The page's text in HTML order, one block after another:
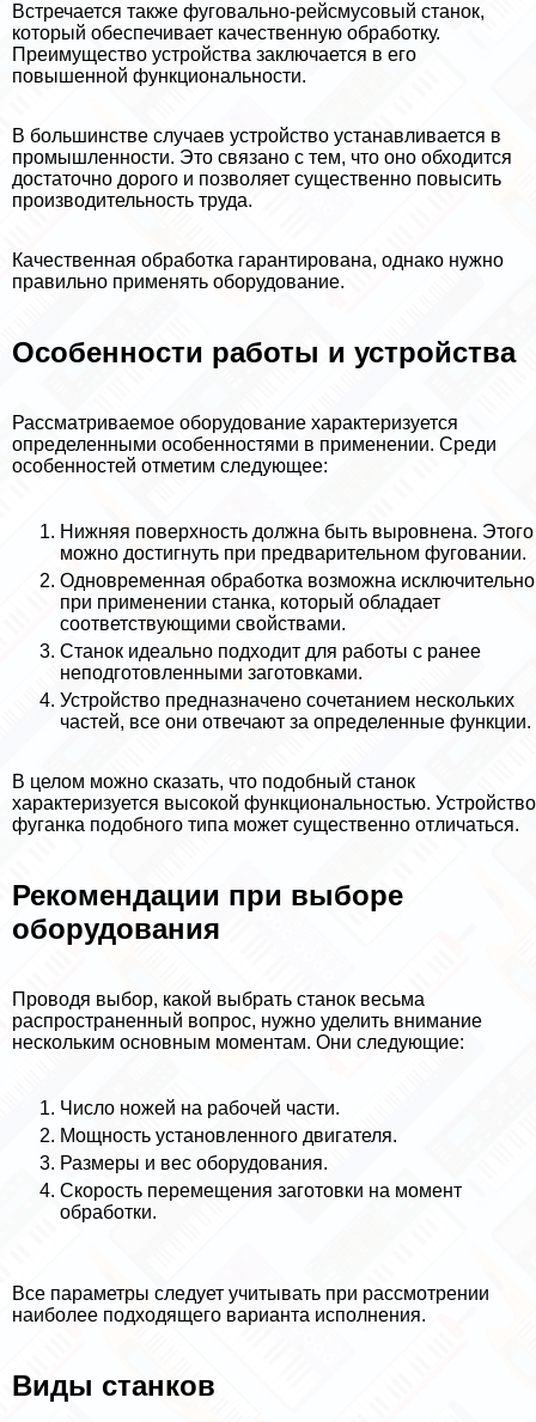
Встречается также фуговально-рейсмусовый станок,
который обеспечивает качественную обработку.
Преимущество устройства заключается в его
повышенной функциональности.
В большинстве случаев устройство устанавливается в
промышленности. Это связано с тем, что оно обходится
достаточно дорого и позволяет существенно повысить
производительность труда.
Качественная обработка гарантирована, однако нужно
правильно применять оборудование.
Особенности работы и устройства
Рассматриваемое оборудование хаpaктеризуется
определенными особенностями в применении. Среди
особенностей отметим следующее:
Нижняя поверхность должна быть выровнена. Этого
можно достигнуть при предварительном фуговании.
Одновременная обработка возможна исключительно
при применении станка, который обладает
соответствующими свойствами.
Станок идеально подходит для работы с ранее
неподготовленными заготовками.
Устройство предназначено сочетанием нескольких
частей, все они отвечают за определенные функции.
В целом можно сказать, что подобный станок
хаpaктеризуется высокой функциональностью. Устройство
фуганка подобного типа может существенно отличаться.
Рекомендации при выборе
оборудования
Проводя выбор, какой выбрать станок весьма
распространенный вопрос, нужно уделить внимание
нескольким основным моментам. Они следующие:
Число ножей на рабочей части.
Мощность установленного двигателя.
Размеры и вес оборудования.
Скорость перемещения заготовки на момент
обработки.
Все параметры следует учитывать при рассмотрении
наиболее подходящего варианта исполнения.
Виды станков